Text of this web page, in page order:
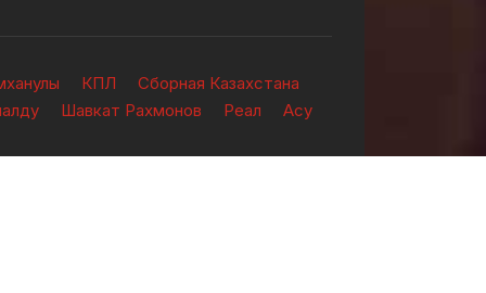
КПЛ
Сборная Казахстана
Шавкат Рахмонов Реал Асу